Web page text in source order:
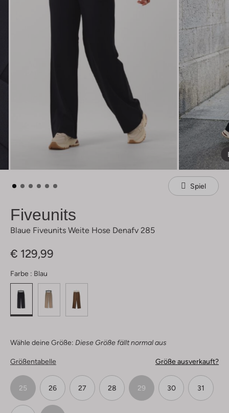
Spiel
Fiveunits
Blaue Fiveunits Weite Hose Denafv 285
€ 129,99
Farbe : Blau
Wähle deine Größe: Diese Größe fällt normal aus
Größentabelle Größe ausverkauft?
25 26 27 28 29 30 31